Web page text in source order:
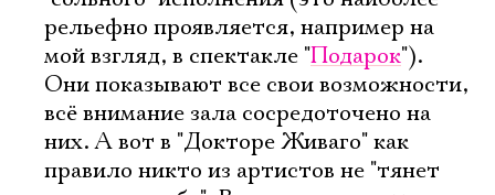
рельефно проявляется, например на
мой взгляд, в спектакле "Подарок").
Они показывают все свои возможности,
всё внимание зала сосредоточено на
них. А вот в "Докторе Живаго" как
правило никто из артистов не "тянет